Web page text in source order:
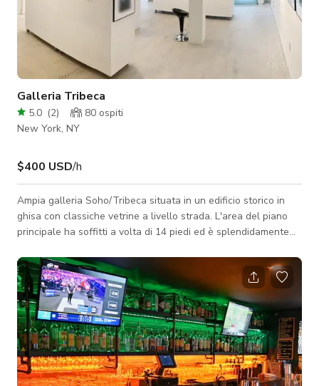
Galleria Tribeca
5.0 (2) 80 ospiti
New York, NY
$400 USD/h
Ampia galleria Soho/Tribeca situata in un edificio storico in
ghisa con classiche vetrine a livello strada. L'area del piano
principale ha soffitti a volta di 14 piedi ed è splendidamente
Philippe Starck, angolo cottura e esposizione a sud con luce
naturale per tutto il giorno. Dettagli in vetro sorprendenti in
tutto lo spazio conferiscono un aspetto architettonico di alto
livello. Include 2 pareti mobili 8' x 8' per suddividere lo spazio